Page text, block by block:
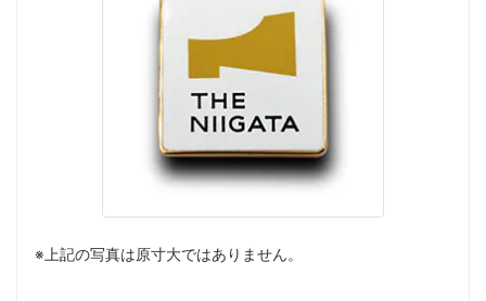
※上記の写真は原寸大ではありません。